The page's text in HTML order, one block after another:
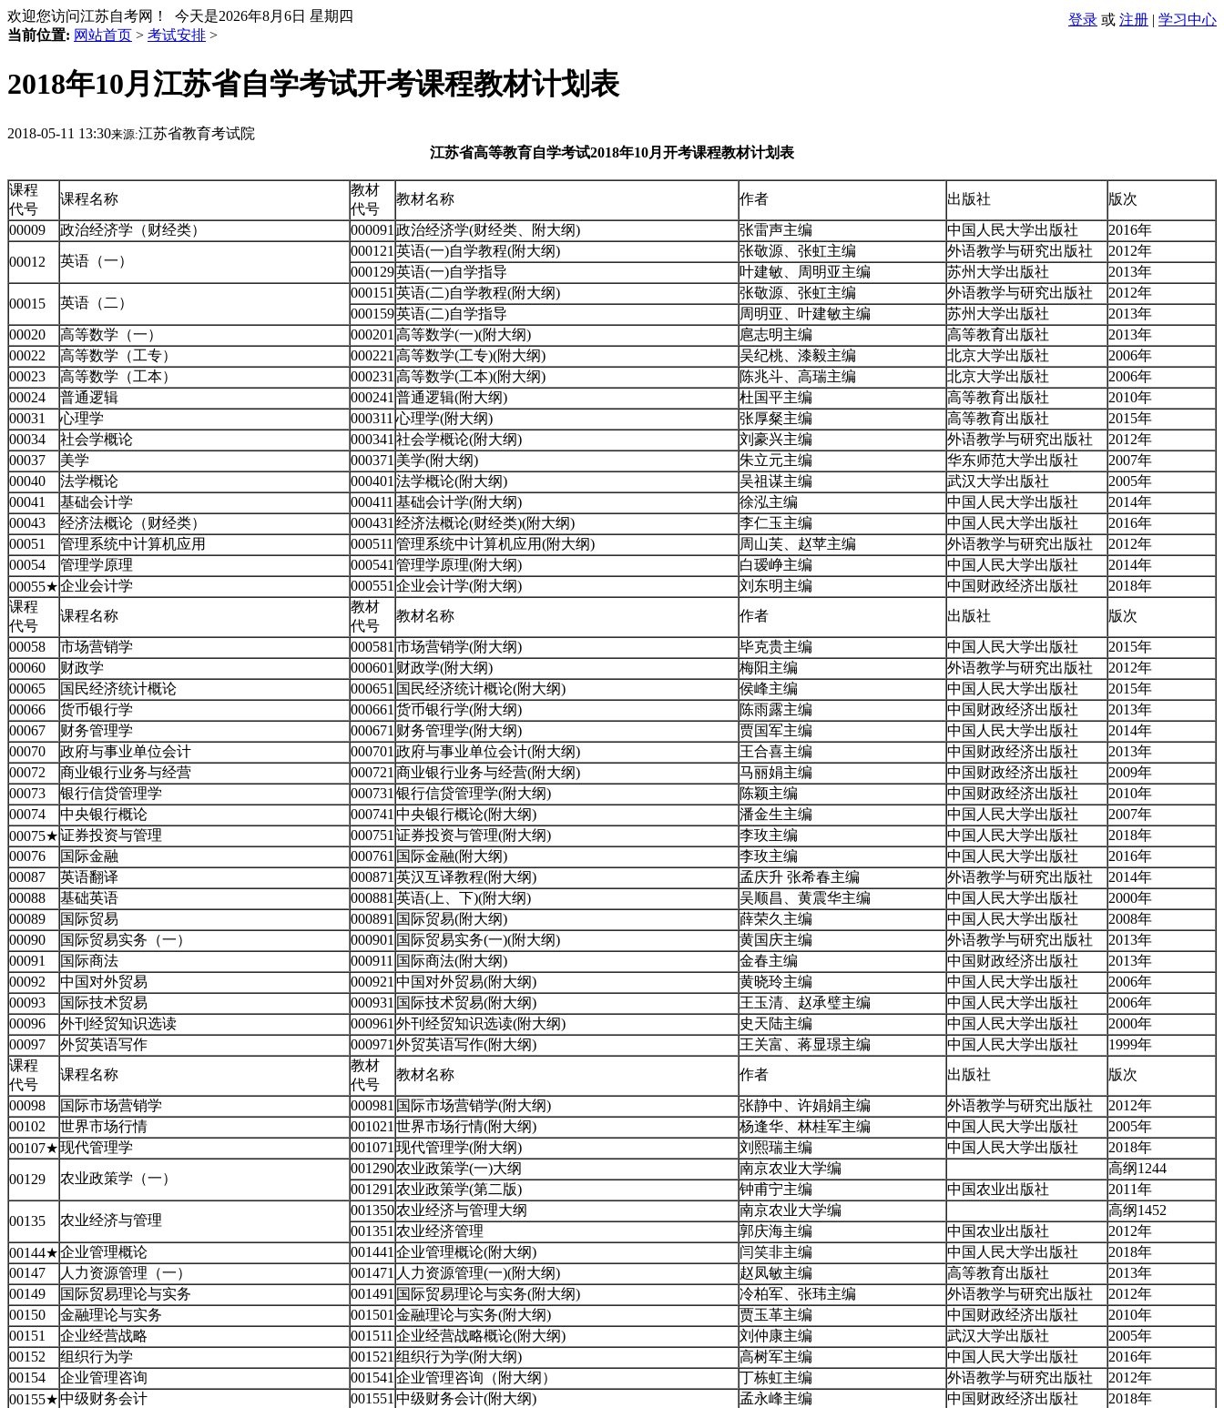
欢迎您访问江苏自考网！ 今天是2026年8月6日 星期四 登录 或 注册 | 学习中心
当前位置: 网站首页 > 考试安排 >
2018年10月江苏省自学考试开考课程教材计划表
2018-05-11 13:30来源:江苏省教育考试院
江苏省高等教育自学考试2018年10月开考课程教材计划表
课程
代号
课程名称
教材
代号
教材名称 作者 出版社
版次
00009
政治经济学（财经类） 000091 政治经济学(财经类、附大纲) 张雷声主编 中国人民大学出版社 2016年
00012 英语（一）
000121 英语(一)自学教程(附大纲) 张敬源、张虹主编 外语教学与研究出版社
2012年
000129英语(一)自学指导 叶建敏、周明亚主编 苏州大学出版社 2013年
00015 英语（二）
000151 英语(二)自学教程(附大纲) 张敬源、张虹主编 外语教学与研究出版社
2012年
000159英语(二)自学指导 周明亚、叶建敏主编 苏州大学出版社
2013年
00020
高等数学（一） 000201 高等数学(一)(附大纲) 扈志明主编 高等教育出版社
2013年
00022
高等数学（工专） 000221 高等数学(工专)(附大纲) 吴纪桃、漆毅主编 北京大学出版社
2006年
00023
高等数学（工本） 000231 高等数学(工本)(附大纲) 陈兆斗、高瑞主编 北京大学出版社
2006年
00024
普通逻辑 000241 普通逻辑(附大纲) 杜国平主编 高等教育出版社
2010年
00031
心理学 000311 心理学(附大纲) 张厚粲主编 高等教育出版社
2015年
00034
社会学概论 000341 社会学概论(附大纲) 刘豪兴主编 外语教学与研究出版社
2012年
00037
美学 000371 美学(附大纲) 朱立元主编 华东师范大学出版社
2007年
00040
法学概论 000401 法学概论(附大纲) 吴祖谋主编 武汉大学出版社
2005年
00041
基础会计学 000411 基础会计学(附大纲) 徐泓主编 中国人民大学出版社
2014年
00043
经济法概论（财经类） 000431 经济法概论(财经类)(附大纲) 李仁玉主编 中国人民大学出版社
2016年
00051
管理系统中计算机应用 000511 管理系统中计算机应用(附大纲) 周山芙、赵苹主编 外语教学与研究出版社
2012年
00054
管理学原理 000541 管理学原理(附大纲) 白瑷峥主编 中国人民大学出版社
2014年
00055★企业会计学 000551 企业会计学(附大纲) 刘东明主编 中国财政经济出版社
2018年
课程
代号
课程名称
教材
代号
教材名称 作者 出版社
版次
00058
市场营销学 000581 市场营销学(附大纲) 毕克贵主编 中国人民大学出版社
2015年
00060
财政学 000601 财政学(附大纲) 梅阳主编 外语教学与研究出版社
2012年
00065
国民经济统计概论 000651 国民经济统计概论(附大纲) 侯峰主编 中国人民大学出版社
2015年
00066
货币银行学 000661 货币银行学(附大纲) 陈雨露主编 中国财政经济出版社
2013年
00067
财务管理学 000671 财务管理学(附大纲) 贾国军主编 中国人民大学出版社
2014年
00070
政府与事业单位会计 000701 政府与事业单位会计(附大纲) 王合喜主编 中国财政经济出版社
2013年
00072
商业银行业务与经营 000721 商业银行业务与经营(附大纲) 马丽娟主编 中国财政经济出版社
2009年
00073
银行信贷管理学 000731 银行信贷管理学(附大纲) 陈颖主编 中国财政经济出版社
2010年
00074
中央银行概论 000741 中央银行概论(附大纲) 潘金生主编 中国人民大学出版社
2007年
00075★证券投资与管理 000751 证券投资与管理(附大纲) 李玫主编 中国人民大学出版社
2018年
00076
国际金融 000761 国际金融(附大纲) 李玫主编 中国人民大学出版社
2016年
00087
英语翻译 000871 英汉互译教程(附大纲) 孟庆升 张希春主编 外语教学与研究出版社
2014年
00088
基础英语 000881 英语(上、下)(附大纲) 吴顺昌、黄震华主编 中国人民大学出版社
2000年
00089
国际贸易 000891 国际贸易(附大纲) 薛荣久主编 中国人民大学出版社
2008年
00090
国际贸易实务（一） 000901 国际贸易实务(一)(附大纲) 黄国庆主编 外语教学与研究出版社
2013年
00091
国际商法 000911 国际商法(附大纲) 金春主编 中国财政经济出版社
2013年
00092
中国对外贸易 000921 中国对外贸易(附大纲) 黄晓玲主编 中国人民大学出版社
2006年
00093
国际技术贸易 000931 国际技术贸易(附大纲) 王玉清、赵承璧主编 中国人民大学出版社
2006年
00096
外刊经贸知识选读 000961 外刊经贸知识选读(附大纲) 史天陆主编 中国人民大学出版社
2000年
00097
外贸英语写作 000971 外贸英语写作(附大纲) 王关富、蒋显璟主编 中国人民大学出版社
1999年
课程
代号
课程名称
教材
代号
教材名称 作者 出版社
版次
00098
国际市场营销学 000981 国际市场营销学(附大纲) 张静中、许娟娟主编 外语教学与研究出版社
2012年
00102
世界市场行情 001021 世界市场行情(附大纲) 杨逢华、林桂军主编 中国人民大学出版社
2005年
00107★现代管理学 001071 现代管理学(附大纲) 刘熙瑞主编 中国人民大学出版社 2018年
00129 农业政策学（一）
001290农业政策学(一)大纲 南京农业大学编
高纲1244
001291 农业政策学(第二版) 钟甫宁主编 中国农业出版社 2011年
00135 农业经济与管理
001350农业经济与管理大纲 南京农业大学编
高纲1452
001351 农业经济管理 郭庆海主编 中国农业出版社
2012年
00144★企业管理概论 001441 企业管理概论(附大纲) 闫笑非主编 中国人民大学出版社
2018年
00147
人力资源管理（一） 001471 人力资源管理(一)(附大纲) 赵凤敏主编 高等教育出版社
2013年
00149
国际贸易理论与实务 001491 国际贸易理论与实务(附大纲) 冷柏军、张玮主编 外语教学与研究出版社
2012年
00150
金融理论与实务 001501 金融理论与实务(附大纲) 贾玉革主编 中国财政经济出版社
2010年
00151
企业经营战略 001511 企业经营战略概论(附大纲) 刘仲康主编 武汉大学出版社
2005年
00152
组织行为学 001521 组织行为学(附大纲) 高树军主编 中国人民大学出版社
2016年
00154
企业管理咨询 001541 企业管理咨询（附大纲） 丁栋虹主编 外语教学与研究出版社
2012年
00155★中级财务会计 001551 中级财务会计(附大纲) 孟永峰主编 中国财政经济出版社
2018年